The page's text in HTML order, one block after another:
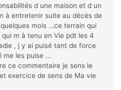
d une maison et d un
à entretenir suite au décès de
mois …ce terrain qui
m à tenu en Vie pdt les 4
, j y ai puisé tant de force
me les puise …
ce commentaire je sens le
exercice de sens de Ma vie